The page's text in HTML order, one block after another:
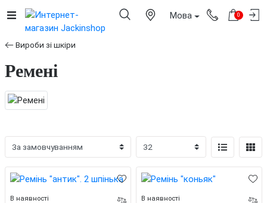
Мова 0
Вироби зі шкіри
Ремені
В наявності В наявності